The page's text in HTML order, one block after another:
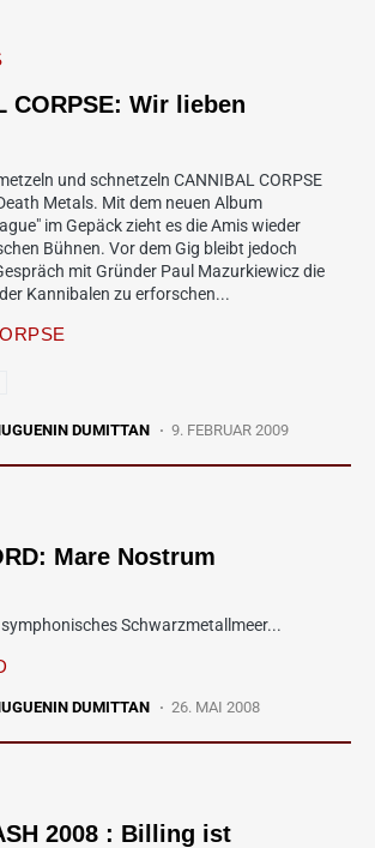
CORPSE: Wir lieben
und schnetzeln CANNIBAL CORPSE
Metals. Mit dem neuen Album
im Gepäck zieht es die Amis wieder
Bühnen. Vor dem Gig bleibt jedoch
mit Gründer Paul Mazurkiewicz die
Kannibalen zu erforschen...
DUMITTAN 9. FEBRUAR 2009
Mare Nostrum
symphonisches Schwarzmetallmeer...
DUMITTAN 26. MAI 2008
2008 : Billing ist